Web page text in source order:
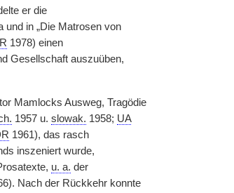
er die
in „Die Matrosen von
1978) einen
Gesellschaft auszuüben,
Mamlocks Ausweg, Tragödie
1957 u. slowak. 1958; UA
1961), das rasch
inszeniert wurde,
u. a. der
Nach der Rückkehr konnte